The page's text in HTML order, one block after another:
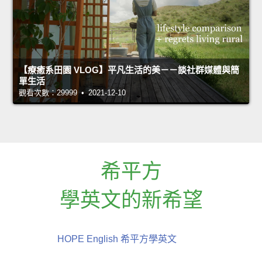
【療癒系田園 VLOG】平凡生活的美－－談社群媒體與簡
單生活
觀看次數：29999 • 2021-12-10
希平方
學英文的新希望
HOPE English 希平方學英文